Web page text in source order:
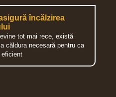
încălzirea
tot mai rece, există
căldura necesară pentru ca